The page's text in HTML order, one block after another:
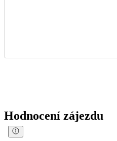
Hodnocení zájezdu